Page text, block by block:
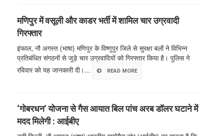
मणिपुर में वसूली और काडर भर्ती में शामिल चार उग्रवादी
गिरफ्तार
इंफाल, नौ अगस्त (भाषा) मणिपुर के विष्णुपुर जिले से सुरक्षा बलों ने विभिन्न
प्रतिबंधित संगठनों से जुड़े चार उग्रवादियों को गिरफ्तार किया है। पुलिस ने
रविवार को यह जानकारी दी।...
READ MORE
‘गोबरधन’ योजना से गैस आयात बिल पांच अरब डॉलर घटाने में
मदद मिलेगी : आईबीए